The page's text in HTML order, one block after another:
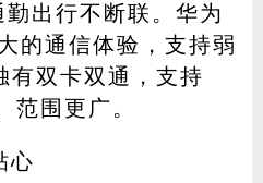
出行不断联。华为
的通信体验，支持弱
有双卡双通，支持
围更广。
心